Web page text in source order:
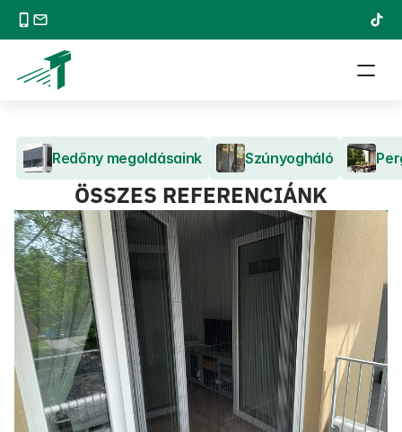
Redőny megoldásaink Szúnyogháló
ÖSSZES REFERENCIÁNK